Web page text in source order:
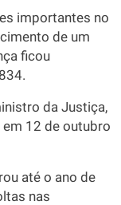
importantes no
de um
ficou
da Justiça,
12 de outubro
até o ano de
nas